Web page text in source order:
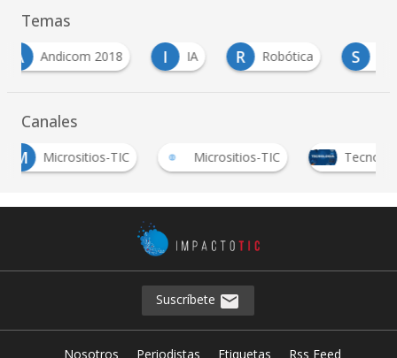
Temas
2018 I R Robótica S Sophia
Canales
TIC Micrositios-TIC Tecnología
Suscríbete
Nosotros Periodistas Etiquetas
Rss Feed